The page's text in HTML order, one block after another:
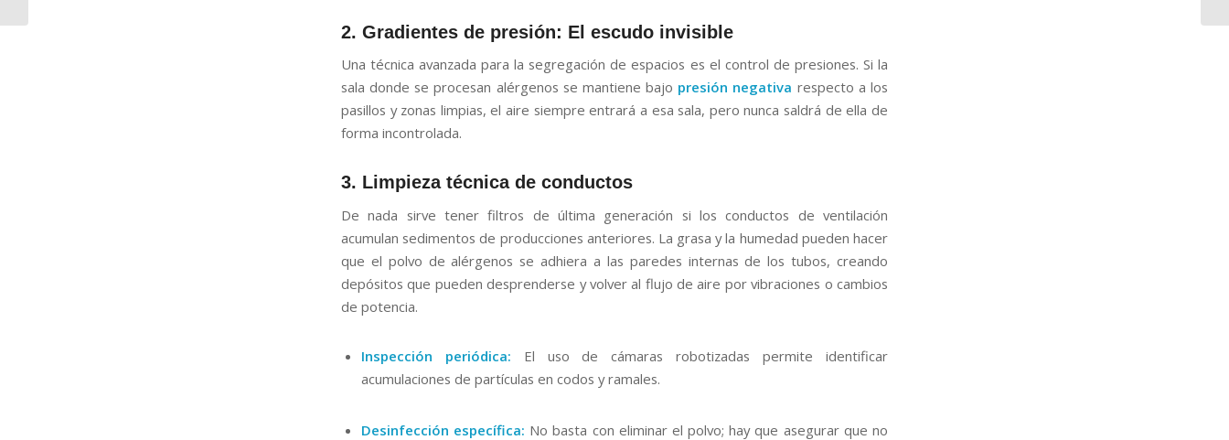
2. Gradientes de presión: El escudo invisible
Una técnica avanzada para la segregación de espacios es el control de presiones. Si la
sala donde se procesan alérgenos se mantiene bajo presión negativa respecto a los
pasillos y zonas limpias, el aire siempre entrará a esa sala, pero nunca saldrá de ella de
forma incontrolada.
3. Limpieza técnica de conductos
De nada sirve tener filtros de última generación si los conductos de ventilación
acumulan sedimentos de producciones anteriores. La grasa y la humedad pueden hacer
que el polvo de alérgenos se adhiera a las paredes internas de los tubos, creando
depósitos que pueden desprenderse y volver al flujo de aire por vibraciones o cambios
de potencia.
Inspección periódica: El uso de cámaras robotizadas permite identificar
acumulaciones de partículas en codos y ramales.
Desinfección específica: No basta con eliminar el polvo; hay que asegurar que no